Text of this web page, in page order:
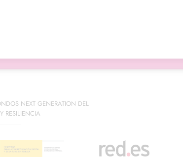
NEXT GENERATION DEL
RESILIENCIA